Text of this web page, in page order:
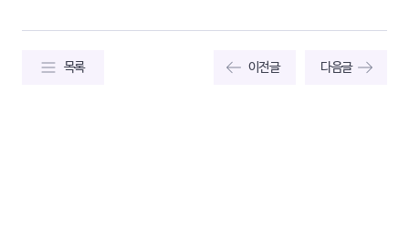
목록 이전글 다음글